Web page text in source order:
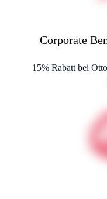
Corporate
15% Rabatt bei